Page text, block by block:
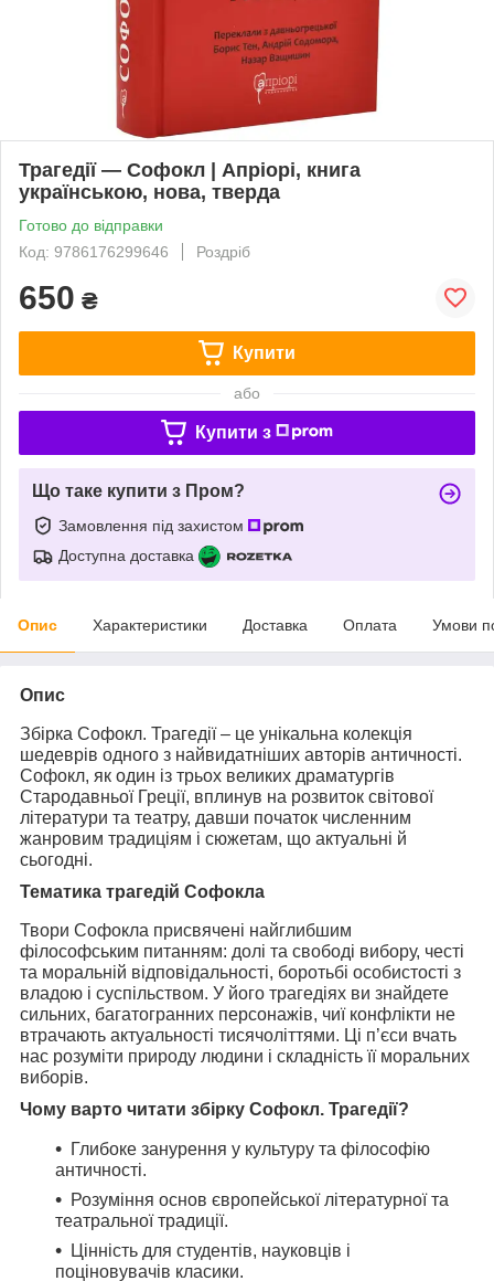
Трагедії — Софокл | Апріорі, книга
українською, нова, тверда
Готово до відправки
Код: 9786176299646
Роздріб
650 ₴
Купити
або
Купити з
Що таке купити з Пром?
Замовлення під захистом
Доступна доставка
Опис Характеристики Доставка Оплата Умови
Опис
Збірка Софокл. Трагедії– це унікальна колекція
шедеврів одного з найвидатніших авторів античності.
Софокл, як один із трьох великих драматургів
Стародавньої Греції, вплинув на розвиток світової
літератури та театру, давши початок численним
жанровим традиціям і сюжетам, що актуальні й
сьогодні.
Тематика трагедій Софокла
Твори Софокла присвячені найглибшим
філософським питанням: долі та свободі вибору, честі
та моральній відповідальності, боротьбі особистості з
владою і суспільством. У його трагедіях ви знайдете
сильних, багатогранних персонажів, чиї конфлікти не
втрачають актуальності тисячоліттями. Ці п’єси вчать
нас розуміти природу людини і складність її моральних
виборів.
Чому варто читати збірку Софокл. Трагедії?
Глибоке занурення у культуру та філософію
античності.
Розуміння основ європейської літературної та
театральної традиції.
Цінність для студентів, науковців і
поціновувачів класики.